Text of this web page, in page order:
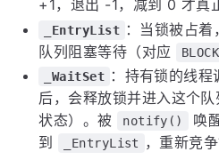
+1，退出 -1，减到 0 才真
_EntryList ：当锁被占
队列阻塞等待（对应
_WaitSet ：持有锁的线程
后，会释放锁并进入这个
状态）。被 notify() 唤
到
_EntryList ，重新竞